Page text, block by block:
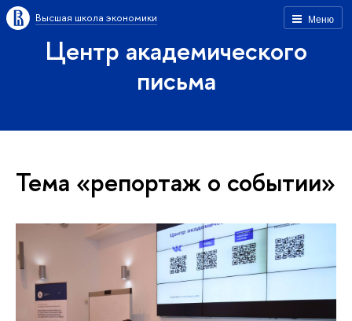
Меню
Высшая школа экономики
Центр академического
письма
Тема «репортаж о событии»